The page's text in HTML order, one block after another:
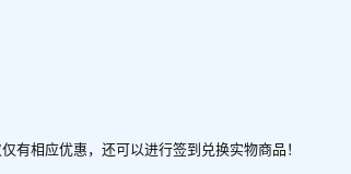
有相应优惠，还可以进行签到兑换实物商品！